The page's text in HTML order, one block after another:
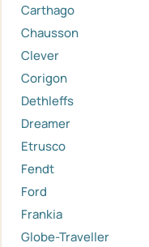
Carthago
Chausson
Clever
Corigon
Dethleffs
Dreamer
Etrusco
Fendt
Ford
Frankia
Globe-Traveller